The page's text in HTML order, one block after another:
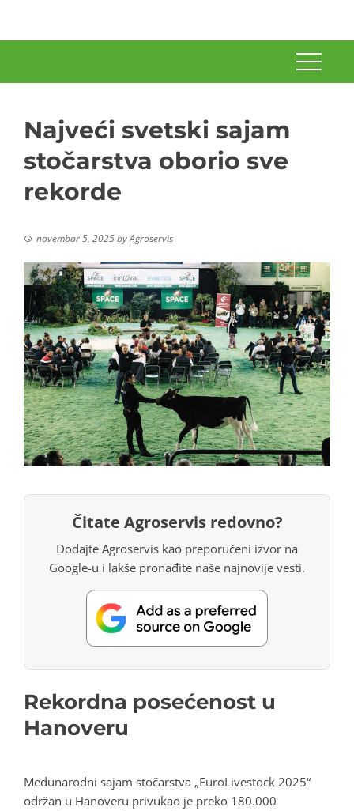
Najveći svetski sajam
stočarstva oborio sve
rekorde
novembar 5, 2025byAgroservis
Čitate Agroservis redovno?
Dodajte Agroservis kao preporučeni izvor na
Google-u i lakše pronađite naše najnovije vesti.
Rekordna posećenost u
Hanoveru
Međunarodni sajam stočarstva „EuroLivestock 2025“
održan u Hanoveru privukao je preko 180.000